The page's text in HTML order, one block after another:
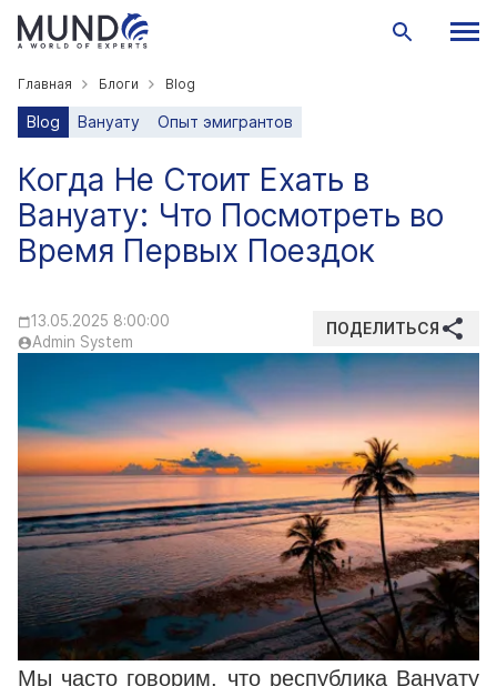
Главная Блоги Blog
Blog Вануату Опыт эмигрантов
Когда Не Стоит Ехать в
Вануату: Что Посмотреть во
Время Первых Поездок
13.05.2025 8:00:00
Admin System
ПОДЕЛИТЬСЯ
Мы часто говорим, что республика Вануату